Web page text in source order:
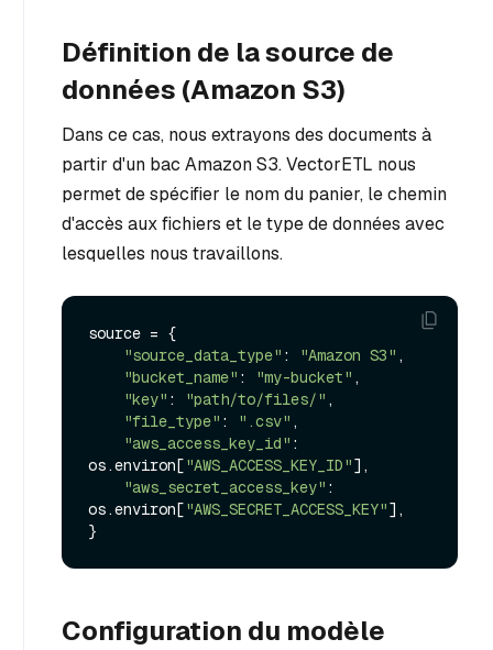
Définition de la source de
données (Amazon S3)
Dans ce cas, nous extrayons des documents à
partir d'un bac Amazon S3. VectorETL nous
permet de spécifier le nom du panier, le chemin
d'accès aux fichiers et le type de données avec
lesquelles nous travaillons.
source = {
"source_data_type" : "Amazon S3" ,
"bucket_name" : "my-bucket" ,
"key" : "path/to/files/" ,
"file_type" : ".csv" ,
"aws_access_key_id" :
os.environ["AWS_ACCESS_KEY_ID"],
"aws_secret_access_key" :
os.environ["AWS_SECRET_ACCESS_KEY"],
Configuration du modèle